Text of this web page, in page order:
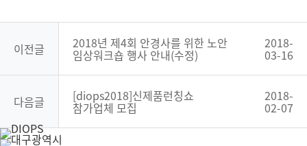
이전글 2018년 제4회 안경사를 위한 노안
임상워크숍 행사 안내(수정)
2018-
03-16
다음글 [diops2018]신제품런칭쇼
참가업체 모집
2018-
02-07